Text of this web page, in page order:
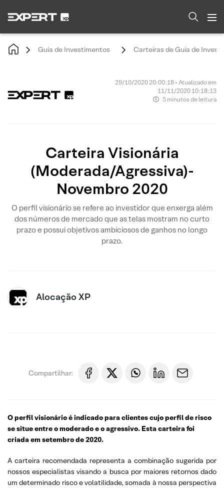
Guia de Investimentos Carteiras de Guia de
29/10/2020 20:00:18 • Atualizado em
11/11/2020 10:18:13
5 minutos de leitura
Carteira Visionária
(Moderada/Agressiva)-
Novembro 2020
O perfil visionário se refere ao investidor que enxerga além
dos números de mercado que as telas mostram no curto
prazo e possui objetivos ambiciosos de ganhos no longo
prazo.
Alocação XP
Compartilhar:
O perfil visionário é indicado para clientes cujo perfil de risco
se situe entre o moderado e o agressivo. Esta carteira foi
criada em setembro de 2020.
A carteira recomendada representa a combinação sugerida por
nossos especialistas visando a busca por maiores retornos dado
um determinado risco e volatilidade, somada à nossa perspectiva